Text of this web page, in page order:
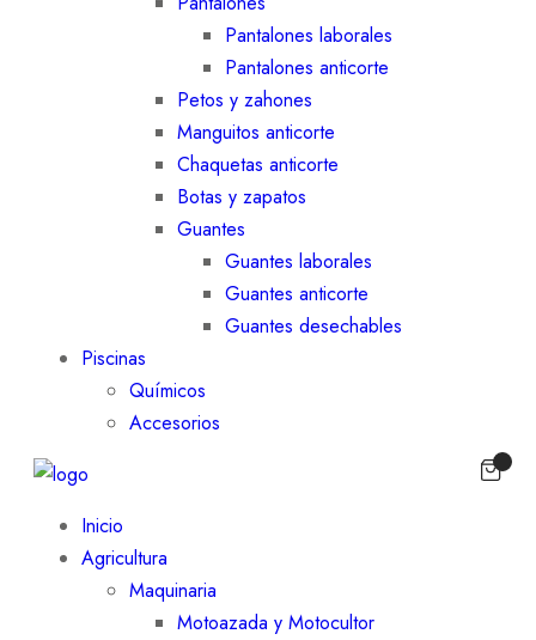
Pantalones laborales
Pantalones anticorte
Petos y zahones
Manguitos anticorte
Chaquetas anticorte
Botas y zapatos
Guantes
Guantes laborales
Guantes anticorte
Guantes desechables
Piscinas
Químicos
Accesorios
Inicio
Agricultura
Maquinaria
Motoazada y Motocultor